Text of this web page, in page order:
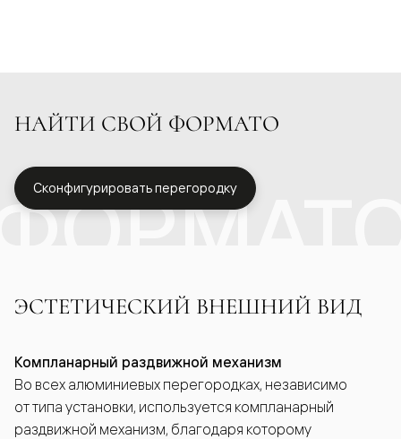
НАЙТИ СВОЙ ФОРМАТО
Сконфигурировать перегородку
ЭСТЕТИЧЕСКИЙ ВНЕШНИЙ ВИД
Компланарный раздвижной механизм
Во всех алюминиевых перегородках, независимо
от типа установки, используется компланарный
раздвижной механизм, благодаря которому